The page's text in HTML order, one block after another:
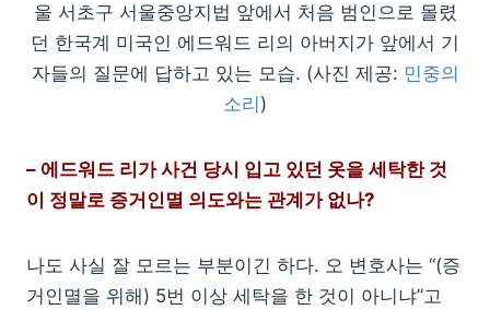
울 서초구 서울중앙지법 앞에서 처음 범인으로 몰렸
던 한국계 미국인 에드워드 리의 아버지가 앞에서 기
자들의 질문에 답하고 있는 모습. (사진 제공: 민중의
소리 )
– 에드워드 리가 사건 당시 입고 있던 옷을 세탁한 것
이 정말로 증거인멸 의도와는 관계가 없나?
나도 사실 잘 모르는 부분이긴 하다. 오 변호사는 “(증
거인멸을 위해) 5번 이상 세탁을 한 것이 아니냐”고